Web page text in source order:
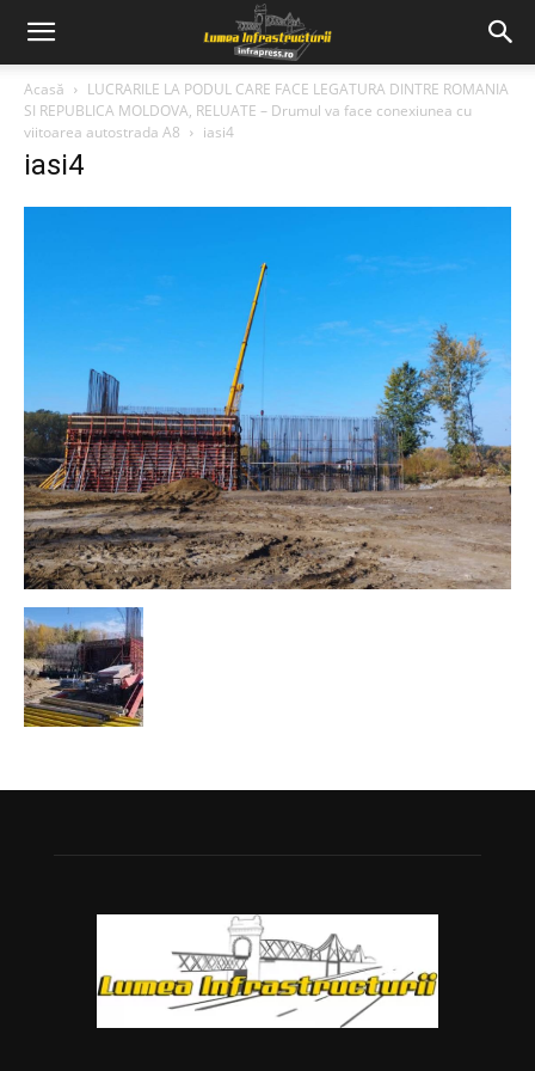
Acasă
LUCRARILE LA PODUL CARE FACE LEGATURA DINTRE ROMANIA
SI REPUBLICA MOLDOVA, RELUATE – Drumul va face conexiunea cu
viitoarea autostrada A8
iasi4
iasi4